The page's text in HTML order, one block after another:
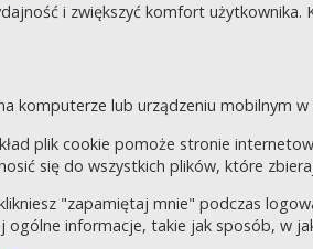
i zwiększyć komfort
komputerze lub urządzeniu mobilnym
plik cookie pomoże stronie
się do wszystkich plików, które
"zapamiętaj mnie" podczas
informacje, takie jak sposób, w